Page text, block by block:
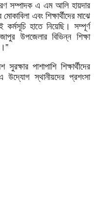
সম্পাদক এ এম আলি হায়দার
এবং শিক্ষার্থীদের মাঝে
হাতে নিয়েছি। সম্পূর্ণ
উপজেলার বিভিন্ন শিক্ষা
পাশাপাশি শিক্ষার্থীদের
উদ্যোগ স্থানীয়দের প্রশংসা